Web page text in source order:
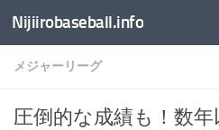
コンテンツへスキップ
Nijiirobaseball.info
メジャーリーグ
圧倒的な成績も！数